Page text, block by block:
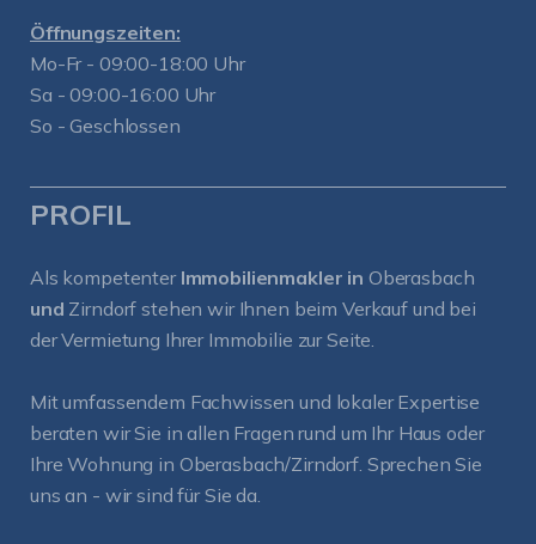
Öffnungszeiten:
Mo-Fr - 09:00-18:00 Uhr
Sa - 09:00-16:00 Uhr
So - Geschlossen
PROFIL
Als kompetenter Immobilienmakler in Oberasbach
und Zirndorf stehen wir Ihnen beim Verkauf und bei
der Vermietung Ihrer Immobilie zur Seite.
Mit umfassendem Fachwissen und lokaler Expertise
beraten wir Sie in allen Fragen rund um Ihr Haus oder
Ihre Wohnung in Oberasbach/Zirndorf. Sprechen Sie
uns an - wir sind für Sie da.